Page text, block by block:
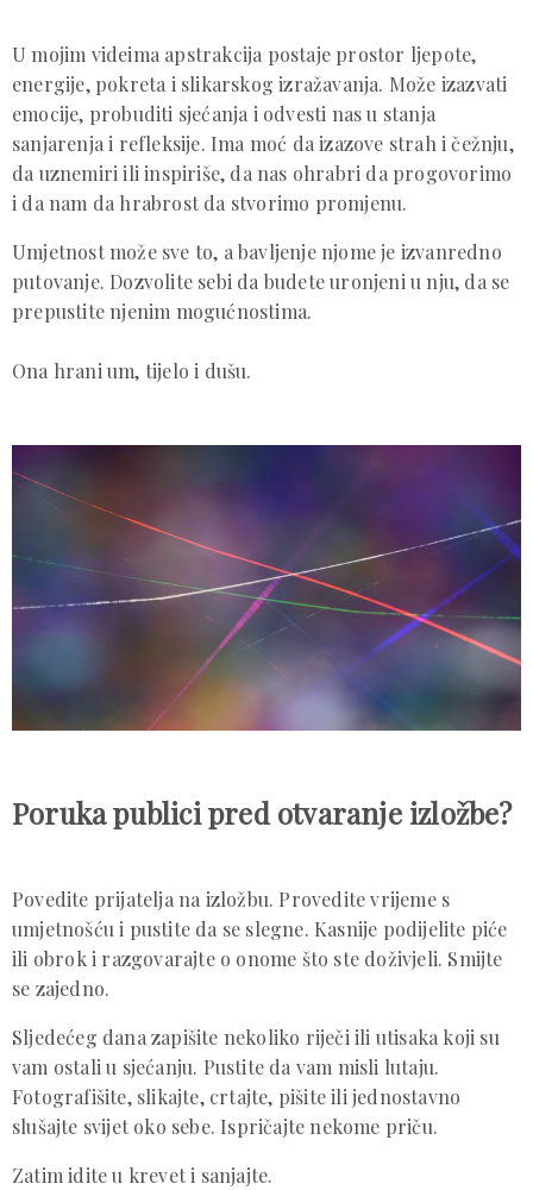
U mojim videima apstrakcija postaje prostor ljepote,
energije, pokreta i slikarskog izražavanja. Može izazvati
emocije, probuditi sjećanja i odvesti nas u stanja
sanjarenja i refleksije. Ima moć da izazove strah i čežnju,
da uznemiri ili inspiriše, da nas ohrabri da progovorimo
i da nam da hrabrost da stvorimo promjenu.
Umjetnost može sve to, a bavljenje njome je izvanredno
putovanje. Dozvolite sebi da budete uronjeni u nju, da se
prepustite njenim mogućnostima.
Ona hrani um, tijelo i dušu.
Poruka publici pred otvaranje izložbe?
Povedite prijatelja na izložbu. Provedite vrijeme s
umjetnošću i pustite da se slegne. Kasnije podijelite piće
ili obrok i razgovarajte o onome što ste doživjeli. Smijte
se zajedno.
Sljedećeg dana zapišite nekoliko riječi ili utisaka koji su
vam ostali u sjećanju. Pustite da vam misli lutaju.
Fotografišite, slikajte, crtajte, pišite ili jednostavno
slušajte svijet oko sebe. Ispričajte nekome priču.
Zatim idite u krevet i sanjajte.